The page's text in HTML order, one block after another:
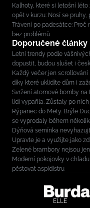
Kalhoty, které si letošní
opět v kurzu: Nosí se pruhy,
Trávení po padesátce:
bez problémů
Doporučené články
Letní trendy podle
dopustit, budou slušet i
Každý večer jen
díky které uklidíte dům i
Svržení atomové bomby
lidí vypařila. Zůstaly po
Rýpanec do Mety. Brýle
se vyprodaly během
Dýňová semínka
Upravte je a využijte jako
Zelené brambory nejsou
Moderní pokojovky v
pěstovat aspidistru
ELLE